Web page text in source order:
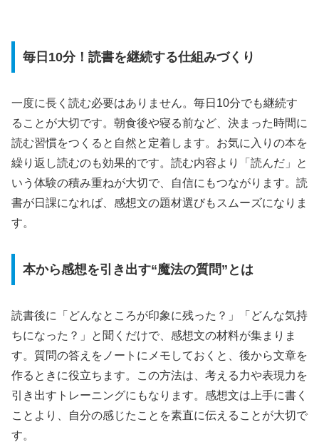
毎日10分！読書を継続する仕組みづくり
一度に長く読む必要はありません。毎日10分でも継続す
ることが大切です。朝食後や寝る前など、決まった時間に
読む習慣をつくると自然と定着します。お気に入りの本を
繰り返し読むのも効果的です。読む内容より「読んだ」と
いう体験の積み重ねが大切で、自信にもつながります。読
書が日課になれば、感想文の題材選びもスムーズになりま
す。
本から感想を引き出す“魔法の質問”とは
読書後に「どんなところが印象に残った？」「どんな気持
ちになった？」と聞くだけで、感想文の材料が集まりま
す。質問の答えをノートにメモしておくと、後から文章を
作るときに役立ちます。この方法は、考える力や表現力を
引き出すトレーニングにもなります。感想文は上手に書く
ことより、自分の感じたことを素直に伝えることが大切で
す。